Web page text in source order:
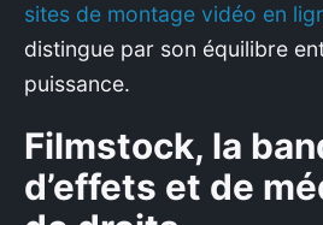
sites de montage vidéo en
distingue par son équilibre
puissance.
Filmstock, la
d’effets et de